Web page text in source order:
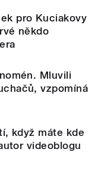
pro Kuciakovy
někdo
Mluvili
vzpomíná
když máte kde
videoblogu